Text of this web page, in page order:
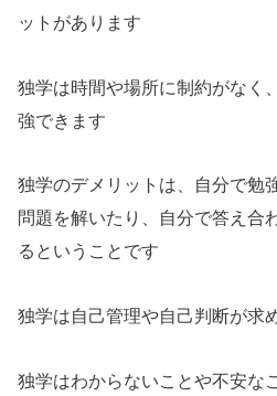
ットがあります
独学は時間や場所に制約がなく
強できます
独学のデメリットは、自分で勉
問題を解いたり、自分で答え合
るということです
独学は自己管理や自己判断が求
独学はわからないことや不安な